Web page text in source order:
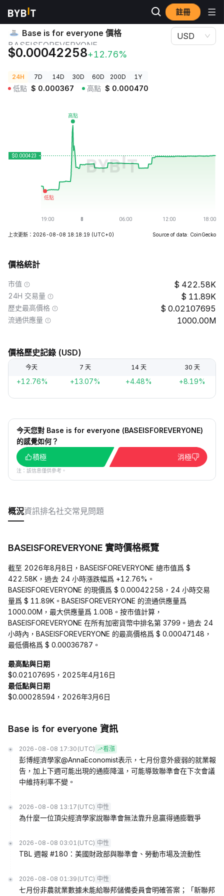
註冊
加密貨幣價格 Base is for everyone 價格 BASEISFOREVERYONE
Base is for everyone 價格
BASEISFOREVERYONE
$0.00042258+12.76%
USD
24H 7D 14D 30D 60D 200D 1Y
低點 $ 0.000367 高點 $ 0.000470
上次更新：2026-08-08 18:18:19 (UTC+0) Source of data: CoinGecko
價格統計
市值 422.58K
24H 交易量 11.89K
歷史最高價格 0.02107695
流通供應量 1000.00M
價格歷史記錄 (USD)
今天 7 天 14 天 30 天
+12.76% +13.07% +4.48% +8.19%
今天您對 Base is for everyone (BASEISFOREVERYONE)
的感覺如何？
積極
消極
注：該信息僅供參考。
概況資訊排名社交常見問題
BASEISFOREVERYONE 實時價格概覽
截至 2026年8月8日，BASEISFOREVERYONE 總市值爲 $
422.58K，過去 24 小時漲跌幅爲 +12.76%。
BASEISFOREVERYONE 的現價爲 $ 0.00042258，24 小時交易
量爲 $ 11.89K。BASEISFOREVERYONE 的流通供應量爲
1000.00M，最大供應量爲 1.00B。按市值計算，
BASEISFOREVERYONE 在所有加密貨幣中排名第 3799。過去 24
小時內，BASEISFOREVERYONE 的最高價格爲 $ 0.00047148，
最低價格爲 $ 0.00036787。
最高點與日期
$0.02107695，2025年4月16日
最低點與日期
$0.00028594，2026年3月6日
Base is for everyone 資訊
2026-08-08 17:30 (UTC) 看漲
彭博經濟學家@AnnaEconomist表示，七月份意外疲弱的就業報
告，加上下週可能出現的通膨降溫，可能導致聯準會在下次會議
中維持利率不變。
2026-08-08 13:17 (UTC) 中性
為什麼一位頂尖經濟學家說聯準會無法靠升息贏得通膨戰爭
2026-08-08 03:01 (UTC) 中性
TBL 週報 #180：美國財政部與聯準會、勞動市場及流動性
2026-08-08 01:39 (UTC) 中性
七月份非農就業數據未能給聯邦儲備委員會明確答案；「新聯邦